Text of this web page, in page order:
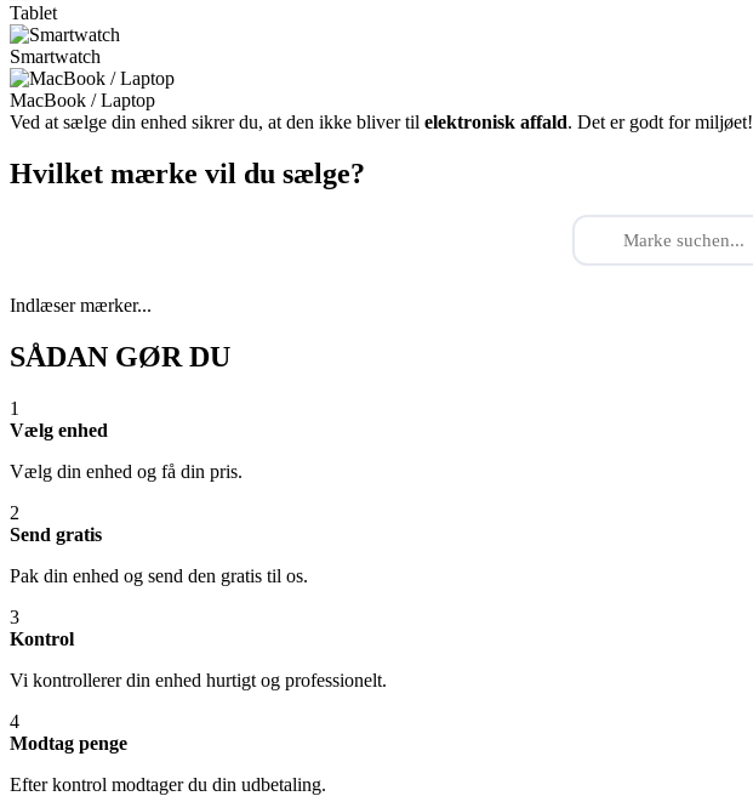
Tablet
Smartwatch
MacBook / Laptop
Ved at sælge din enhed sikrer du, at den ikke bliver til elektronisk affald. Det er godt for miljøet!
Hvilket mærke vil du sælge?
Indlæser mærker...
SÅDAN GØR DU
1
Vælg enhed
Vælg din enhed og få din pris.
2
Send gratis
Pak din enhed og send den gratis til os.
3
Kontrol
Vi kontrollerer din enhed hurtigt og professionelt.
4
Modtag penge
Efter kontrol modtager du din udbetaling.